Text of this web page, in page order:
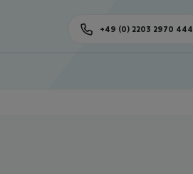
+49 (0) 2203 2970 444